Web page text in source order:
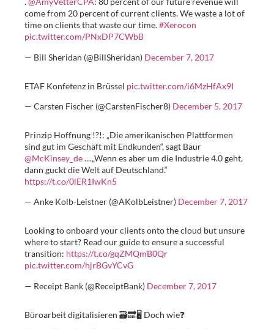
come from 20 percent of current clients. We waste a lot of
time on clients that waste our time.#Xerocon
pic.twitter.com/PNxDP7CWbB
— Bill Sheridan (@BillSheridan) December 7, 2017
ETAF Konfetenz in Brüssel pic.twitter.com/i6MzHfAx9I
— Carsten Fischer (@CarstenFischer8) December 5, 2017
Prinzip Hoffnung !?!: „Die amerikanischen Plattformen
sind gut im Geschäft mit Endkunden“, sagt Baur
@McKinsey_de....„Wenn es aber um die Industrie 4.0 geht,
dann guckt die Welt auf Deutschland.“
https://t.co/0lER1IwKn5
— Anke Kolb-Leistner (@AKolbLeistner) December 7, 2017
Looking to onboard your clients onto the cloud but unsure
where to start? Read our guide to ensure a successful
transition: https://t.co/gqZMQmB0Qr
pic.twitter.com/hjrBGvYCvG
— Receipt Bank (@ReceiptBank) December 7, 2017
Büroarbeit digitalisieren 🗃️🔜🖥️ Doch wie❓